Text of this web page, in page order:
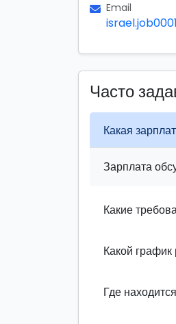
Email
Часто
Какая
Зарплата
Какие
Какой
Где